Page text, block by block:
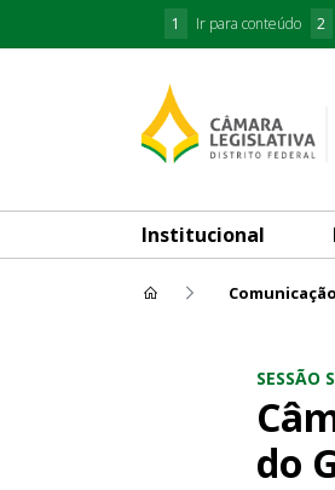
1 Ir para conteúdo 2
Institucional
Comunicação
SESSÃO
do